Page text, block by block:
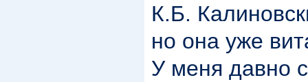
К.Б.
но она уже
У меня давно